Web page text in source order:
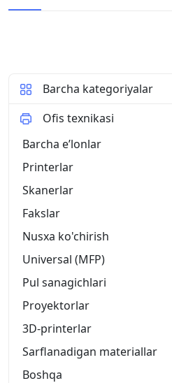
Barcha kategoriyalar
Ofis texnikasi
Barcha eʼlonlar
Printerlar
Skanerlar
Fakslar
Nusxa ko'chirish
Universal (MFP)
Pul sanagichlari
Proyektorlar
3D-printerlar
Sarflanadigan materiallar
Boshqa